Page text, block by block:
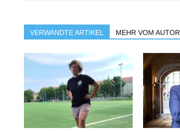
VERWANDTE ARTIKEL MEHR VOM AUTOR